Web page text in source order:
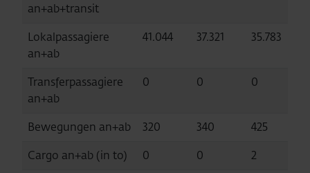
an+ab+transit
Lokalpassagiere
an+ab
41.044 37.321 35.783
Transferpassagiere
an+ab
0 0 0
Bewegungen an+ab 320 340 425
Cargo an+ab (in to)
0 0 2